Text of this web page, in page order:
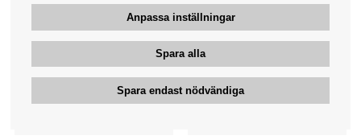
Morgul - Lost In Shadows
Grey (Mc)
Morgul
199 kr
Inquisition - Into The
Infernal Regions Of The An
Inquisition
199 kr
Anpassa inställningar
Spara alla
Spara endast nödvändiga